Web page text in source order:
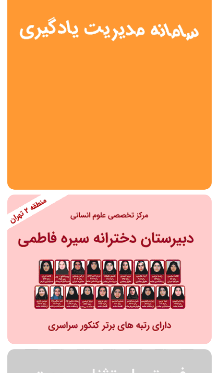
نمونه دولتی
هیات امنایی
منطقه
مقطع تحصیلی
دوره اول متوسطه
دوره دوم متوسطه- فنی
دوره دوم متوسطه- نظری
پیش دبستانی